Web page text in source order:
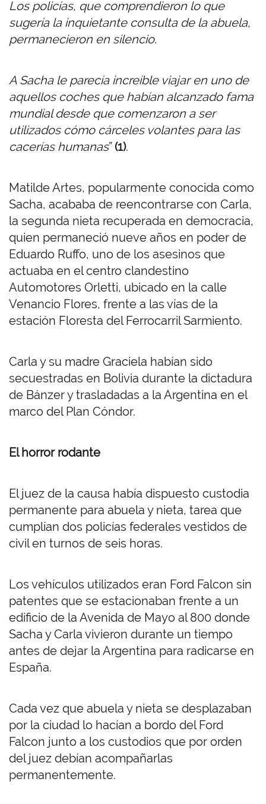
Los policías, que comprendieron lo que
sugería la inquietante consulta de la abuela,
permanecieron en silencio.
A Sacha le parecía increíble viajar en uno de
aquellos coches que habían alcanzado fama
mundial desde que comenzaron a ser
utilizados cómo cárceles volantes para las
cacerías humanas” (1).
Matilde Artes, popularmente conocida como
Sacha, acababa de reencontrarse con Carla,
la segunda nieta recuperada en democracia,
quien permaneció nueve años en poder de
Eduardo Ruffo, uno de los asesinos que
actuaba en el centro clandestino
Automotores Orletti, ubicado en la calle
Venancio Flores, frente a las vías de la
estación Floresta del Ferrocarril Sarmiento.
Carla y su madre Graciela habían sido
secuestradas en Bolivia durante la dictadura
de Bánzer y trasladadas a la Argentina en el
marco del Plan Cóndor.
El horror rodante
El juez de la causa había dispuesto custodia
permanente para abuela y nieta, tarea que
cumplían dos policías federales vestidos de
civil en turnos de seis horas.
Los vehículos utilizados eran Ford Falcon sin
patentes que se estacionaban frente a un
edificio de la Avenida de Mayo al 800 donde
Sacha y Carla vivieron durante un tiempo
antes de dejar la Argentina para radicarse en
España.
Cada vez que abuela y nieta se desplazaban
por la ciudad lo hacían a bordo del Ford
Falcon junto a los custodios que por orden
del juez debían acompañarlas
permanentemente.